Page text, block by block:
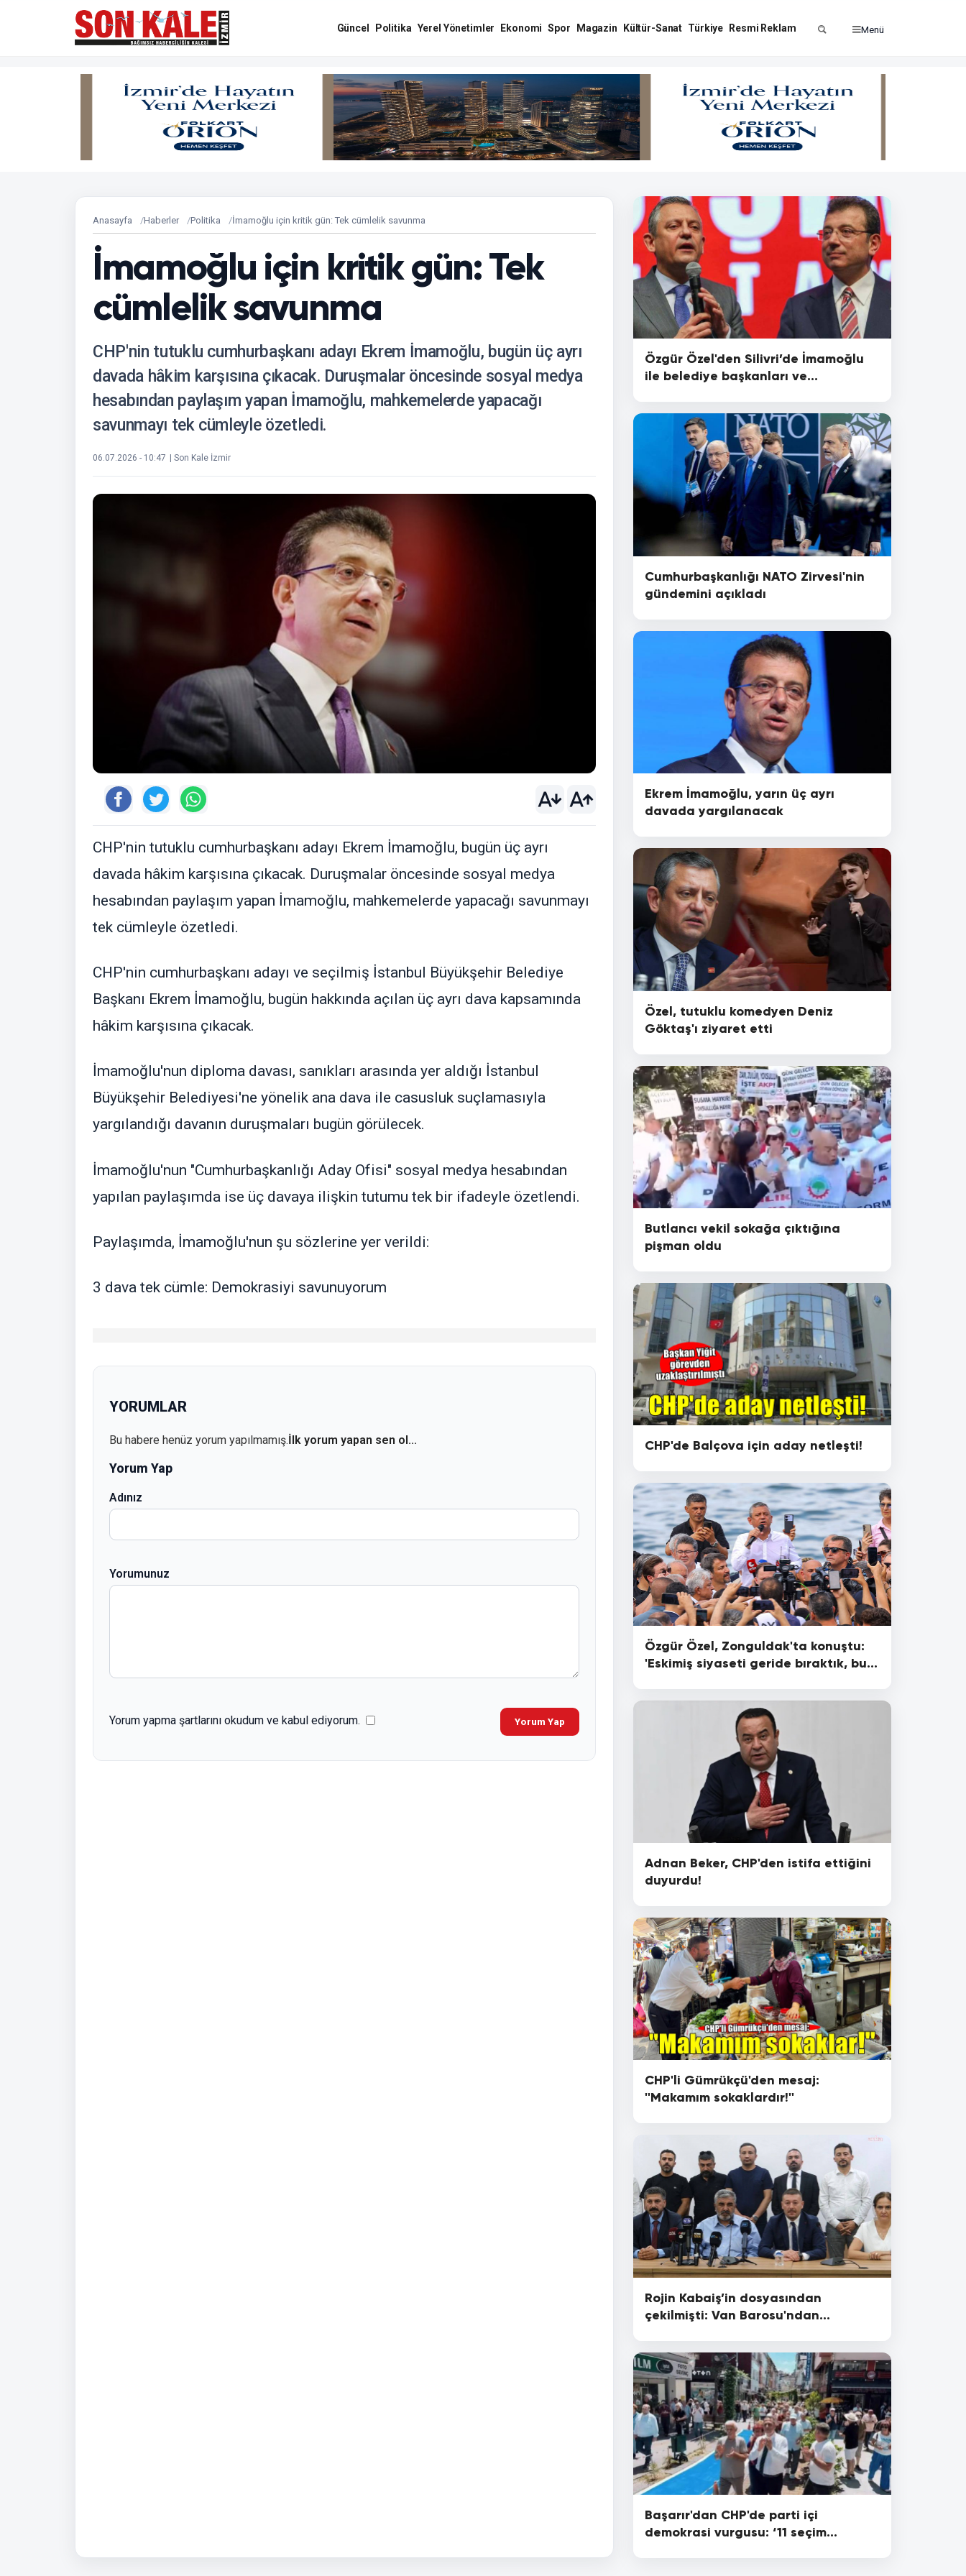
Güncel Politika Yerel Yönetimler Ekonomi Spor Magazin Kültür-Sanat Türkiye Resmi Reklam Menü
Anasayfa Haberler Politika İmamoğlu için kritik gün: Tek cümlelik savunma
İmamoğlu için kritik gün: Tek
cümlelik savunma
CHP'nin tutuklu cumhurbaşkanı adayı Ekrem İmamoğlu, bugün üç ayrı
davada hâkim karşısına çıkacak. Duruşmalar öncesinde sosyal medya
hesabından paylaşım yapan İmamoğlu, mahkemelerde yapacağı
savunmayı tek cümleyle özetledi.
06.07.2026 - 10:47 | Son Kale İzmir
CHP'nin tutuklu cumhurbaşkanı adayı Ekrem İmamoğlu, bugün üç ayrı
davada hâkim karşısına çıkacak. Duruşmalar öncesinde sosyal medya
hesabından paylaşım yapan İmamoğlu, mahkemelerde yapacağı savunmayı
tek cümleyle özetledi.
CHP'nin cumhurbaşkanı adayı ve seçilmiş İstanbul Büyükşehir Belediye
Başkanı Ekrem İmamoğlu, bugün hakkında açılan üç ayrı dava kapsamında
hâkim karşısına çıkacak.
İmamoğlu'nun diploma davası, sanıkları arasında yer aldığı İstanbul
Büyükşehir Belediyesi'ne yönelik ana dava ile casusluk suçlamasıyla
yargılandığı davanın duruşmaları bugün görülecek.
İmamoğlu'nun "Cumhurbaşkanlığı Aday Ofisi" sosyal medya hesabından
yapılan paylaşımda ise üç davaya ilişkin tutumu tek bir ifadeyle özetlendi.
Paylaşımda, İmamoğlu'nun şu sözlerine yer verildi:
3 dava tek cümle: Demokrasiyi savunuyorum
YORUMLAR
Bu habere henüz yorum yapılmamış.İlk yorum yapan sen ol...
Yorum Yap
Adınız
Yorumunuz
Yorum yapma şartlarını okudum ve kabul ediyorum. Yorum Yap
Özgür Özel'den Silivri’de İmamoğlu
ile belediye başkanları ve
Cumhurbaşkanlığı NATO Zirvesi'nin
gündemini açıkladı
Ekrem İmamoğlu, yarın üç ayrı
davada yargılanacak
Özel, tutuklu komedyen Deniz
Göktaş'ı ziyaret etti
Butlancı vekil sokağa çıktığına
pişman oldu
CHP'de Balçova için aday netleşti!
Özgür Özel, Zonguldak'ta konuştu:
'Eskimiş siyaseti geride bıraktık, bu
Adnan Beker, CHP'den istifa ettiğini
duyurdu!
CHP'li Gümrükçü'den mesaj:
''Makamım sokaklardır!''
Rojin Kabaiş’in dosyasından
çekilmişti: Van Barosu'ndan
Başarır'dan CHP'de parti içi
demokrasi vurgusu: ‘11 seçim